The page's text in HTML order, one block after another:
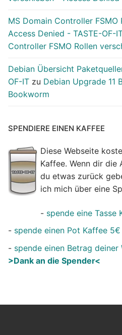
MS Domain Controller
Access Denied - TASTE-OF-
Controller FSMO Rollen
Debian Übersicht
OF-IT zu Debian Upgrade 11
Bookworm
SPENDIERE EINEN KAFFEE
Diese Webseite
Kaffee. Wenn dir die
du etwas zurück
ich mich über eine
- spende eine Tasse
- spende einen Pot Kaffee 5€
- spende einen Betrag deiner
>Dank an die Spender<